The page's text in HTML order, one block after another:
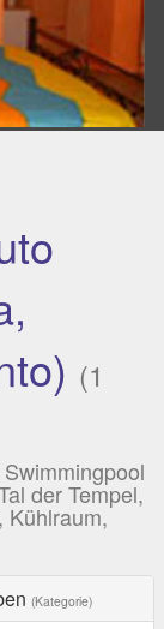
(1
der Tempel,
Kühlraum,
(Kategorie)